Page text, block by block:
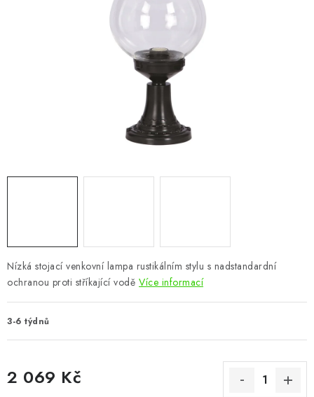
CHOVATELSKÉ POTŘEBY
OSTATNÍ
VÝPRODEJ
Vše o nákupu Info
Reklamace a odstoupení od smlouvy
Nízká stojací venkovní lampa rustikálním stylu s nadstandardní
ochranou proti stříkající vodě Více informací
3-6 týdnů
2 069 Kč